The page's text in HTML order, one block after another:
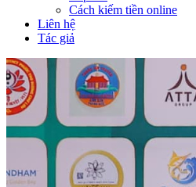
Cách kiếm tiền online
Liên hệ
Tác giả